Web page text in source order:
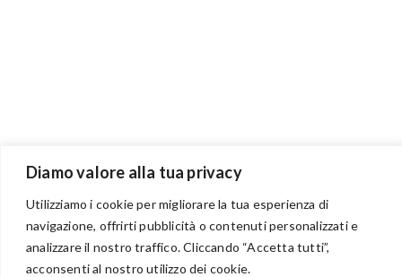
Diamo valore alla tua privacy
Utilizziamo i cookie per migliorare la tua esperienza di
navigazione, offrirti pubblicità o contenuti personalizzati e
analizzare il nostro traffico. Cliccando “Accetta tutti”,
acconsenti al nostro utilizzo dei cookie.
BENVENUTI NEL PORTALE RIVENDITORI